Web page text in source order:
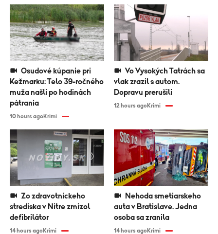
Kežmarku: Telo 39-ročného
muža našli po hodinách
pátrania
10 hours agoKrimi
vlak zrazil s autom.
Dopravu prerušili
12 hours agoKrimi
strediska v Nitre zmizol
defibrilátor
14 hours agoKrimi
auta v Bratislave. Jedna
osoba sa zranila
14 hours agoKrimi